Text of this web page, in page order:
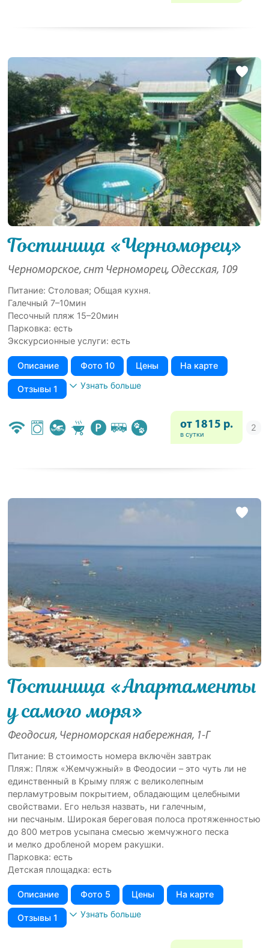
Гостиница «Черноморец»
Черноморское, снт Черноморец, Одесская, 109
Питание: Столовая; Общая кухня.
Галечный 7–10мин
Песочный пляж 15–20мин
Парковка: есть
Экскурсионные услуги: есть
Описание Фото 10 Цены На карте
Отзывы 1 Узнать больше
от 1815 р.
в сутки
Гостиница «Апартаменты
у самого моря»
Феодосия, Черноморская набережная, 1-Г
Питание: В стоимость номера включён завтрак
Пляж: Пляж «Жемчужный» в Феодосии – это чуть ли не
единственный в Крыму пляж с великолепным
перламутровым покрытием, обладающим целебными
свойствами. Его нельзя назвать, ни галечным,
ни песчаным. Широкая береговая полоса протяженностью
до 800 метров усыпана смесью жемчужного песка
и мелко дробленой морем ракушки.
Парковка: есть
Детская площадка: есть
Описание Фото 5 Цены На карте
Отзывы 1 Узнать больше